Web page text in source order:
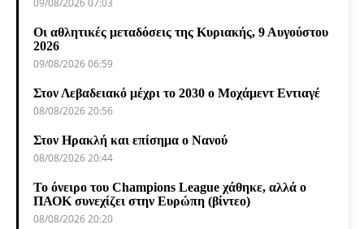
09/08/2026 07:03
Οι αθλητικές μεταδόσεις της Κυριακής, 9 Αυγούστου
2026
09/08/2026 06:59
Στον Λεβαδειακό μέχρι το 2030 ο Μοχάμεντ Εντιαγέ
08/08/2026 20:56
Στον Ηρακλή και επίσημα ο Νανού
08/08/2026 20:44
Το όνειρο του Champions League χάθηκε, αλλά ο
ΠΑΟΚ συνεχίζει στην Ευρώπη (βίντεο)
08/08/2026 20:20